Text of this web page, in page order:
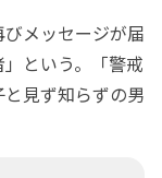
メッセージが届
という。「警戒
見ず知らずの男